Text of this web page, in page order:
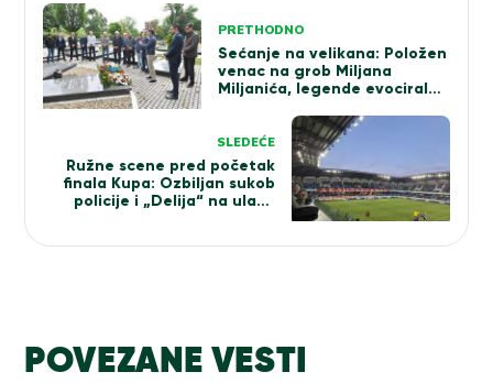
Kretanje
članka
PRETHODNO
Sećanje na velikana: Položen
venac na grob Miljana
Miljanića, legende evocirale
SLEDEĆE
Ružne scene pred početak
finala Kupa: Ozbiljan sukob
policije i „Delija“ na ulazu
POVEZANE VESTI